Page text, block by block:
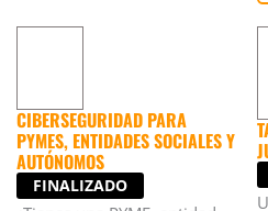
CIBERSEGURIDAD PARA
PYMES, ENTIDADES SOCIALES Y
AUTÓNOMOS
FINALIZADO